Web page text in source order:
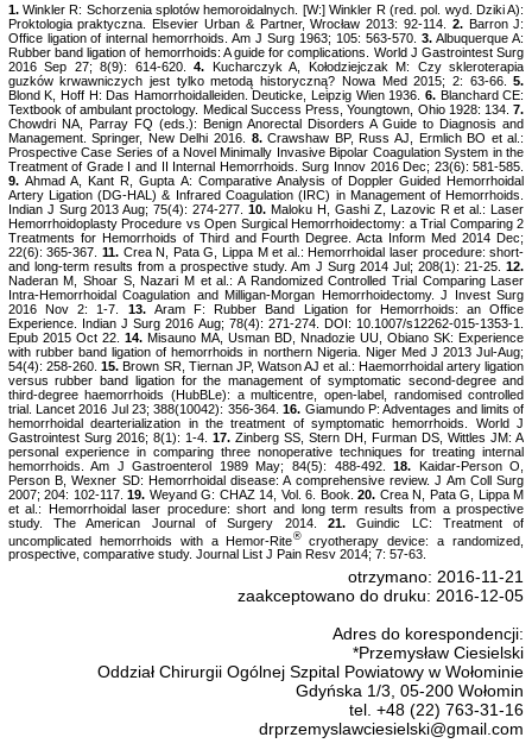
1.Winkler R: Schorzenia splotów hemoroidalnych. [W:] Winkler R (red. pol. wyd. Dziki A):
Proktologia praktyczna. Elsevier Urban & Partner, Wrocław 2013: 92-114. 2. Barron J:
Office ligation of internal hemorrhoids. Am J Surg 1963; 105: 563-570. 3.Albuquerque A:
Rubber band ligation of hemorrhoids: A guide for complications. World J Gastrointest Surg
2016 Sep 27; 8(9): 614-620.4. Kucharczyk A, Kołodziejczak M: Czy skleroterapia
guzków krwawniczych jest tylko metodą historyczną? Nowa Med 2015; 2: 63-66.5.
Blond K, Hoff H: Das Hamorrhoidalleiden. Deuticke, Leipzig Wien 1936.6. Blanchard CE:
Textbook of ambulant proctology. Medical Success Press, Youngtown, Ohio 1928: 134.7.
Chowdri NA, Parray FQ (eds.): Benign Anorectal Disorders A Guide to Diagnosis and
Management. Springer, New Delhi 2016. 8.Crawshaw BP, Russ AJ, Ermlich BO et al.:
Prospective Case Series of a Novel Minimally Invasive Bipolar Coagulation System in the
Treatment of Grade I and II Internal Hemorrhoids. Surg Innov 2016 Dec; 23(6): 581-585.
9. Ahmad A, Kant R, Gupta A: Comparative Analysis of Doppler Guided Hemorrhoidal
Artery Ligation (DG-HAL) & Infrared Coagulation (IRC) in Management of Hemorrhoids.
Indian J Surg 2013 Aug; 75(4): 274-277.10.Maloku H, Gashi Z, Lazovic R et al.: Laser
Hemorrhoidoplasty Procedure vs Open Surgical Hemorrhoidectomy: a Trial Comparing 2
Treatments for Hemorrhoids of Third and Fourth Degree. Acta Inform Med 2014 Dec;
22(6): 365-367. 11.Crea N, Pata G, Lippa M et al.: Hemorrhoidal laser procedure: short-
and long-term results from a prospective study. Am J Surg 2014 Jul; 208(1): 21-25.12.
Naderan M, Shoar S, Nazari M et al.: A Randomized Controlled Trial Comparing Laser
Intra-Hemorrhoidal Coagulation and Milligan-Morgan Hemorrhoidectomy. J Invest Surg
2016 Nov 2: 1-7. 13. Aram F: Rubber Band Ligation for Hemorrhoids: an Office
Experience. Indian J Surg 2016 Aug; 78(4): 271-274. DOI: 10.1007/s12262-015-1353-1.
Epub 2015 Oct 22. 14. Misauno MA, Usman BD, Nnadozie UU, Obiano SK: Experience
with rubber band ligation of hemorrhoids in northern Nigeria. Niger Med J 2013 Jul-Aug;
54(4): 258-260.15. Brown SR, Tiernan JP, Watson AJ et al.: Haemorrhoidal artery ligation
versus rubber band ligation for the management of symptomatic second-degree and
third-degree haemorrhoids (HubBLe): a multicentre, open-label, randomised controlled
trial. Lancet 2016 Jul 23; 388(10042): 356-364.16. Giamundo P: Adventages and limits of
hemorrhoidal dearterialization in the treatment of symptomatic hemorrhoids. World J
Gastrointest Surg 2016; 8(1): 1-4. 17. Zinberg SS, Stern DH, Furman DS, Wittles JM: A
personal experience in comparing three nonoperative techniques for treating internal
hemorrhoids. Am J Gastroenterol 1989 May; 84(5): 488-492.18. Kaidar-Person O,
Person B, Wexner SD: Hemorrhoidal disease: A comprehensive review. J Am Coll Surg
2007; 204: 102-117.19. Weyand G: CHAZ 14, Vol. 6. Book.20. Crea N, Pata G, Lippa M
et al.: Hemorrhoidal laser procedure: short and long term results from a prospective
study. The American Journal of Surgery 2014. 21.Guindic LC: Treatment of
uncomplicated hemorrhoids with a Hemor-Rite®cryotherapy device: a randomized,
prospective, comparative study. Journal List J Pain Resv 2014; 7: 57-63.
otrzymano: 2016-11-21
zaakceptowano do druku: 2016-12-05
Adres do korespondencji:
*Przemysław Ciesielski
Oddział Chirurgii Ogólnej Szpital Powiatowy w Wołominie
Gdyńska 1/3, 05-200 Wołomin
tel. +48 (22) 763-31-16
drprzemyslawciesielski@gmail.com